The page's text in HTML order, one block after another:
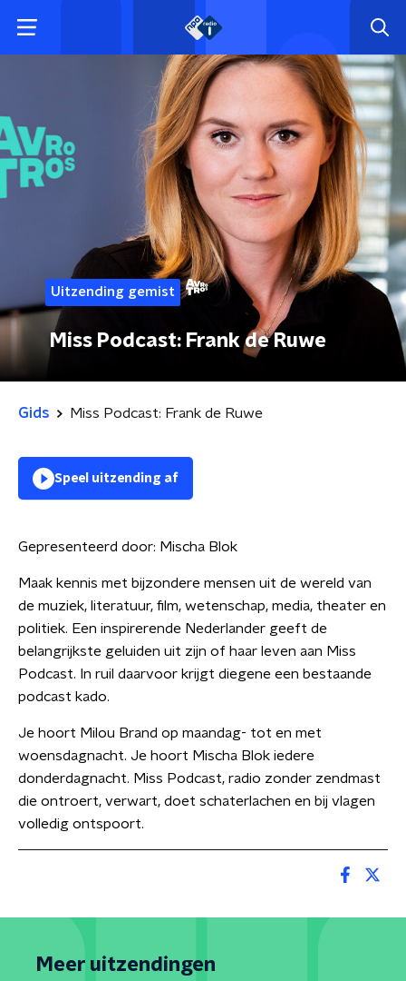
Uitzending gemist
Miss Podcast: Frank de Ruwe
Gids Miss Podcast: Frank de Ruwe
Speel uitzending af
Gepresenteerd door: Mischa Blok
Maak kennis met bijzondere mensen uit de wereld van
de muziek, literatuur, film, wetenschap, media, theater en
politiek. Een inspirerende Nederlander geeft de
belangrijkste geluiden uit zijn of haar leven aan Miss
Podcast. In ruil daarvoor krijgt diegene een bestaande
podcast kado.
Je hoort Milou Brand op maandag- tot en met
woensdagnacht. Je hoort Mischa Blok iedere
donderdagnacht. Miss Podcast, radio zonder zendmast
die ontroert, verwart, doet schaterlachen en bij vlagen
volledig ontspoort.
Meer uitzendingen